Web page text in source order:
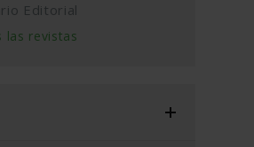
Editorial
las revistas